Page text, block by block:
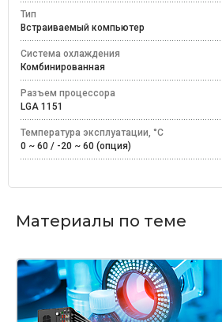
Тип
Встраиваемый компьютер
Система охлаждения
Комбинированная
Разъем процессора
LGA 1151
Температура эксплуатации, °C
0 ~ 60 / -20 ~ 60 (опция)
Материалы по теме